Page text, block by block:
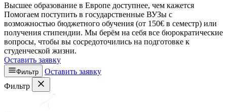
Высшее образование в Европе доступнее, чем кажется
Помогаем поступить в государственные ВУЗы с
возможностью бюджетного обучения (от 150€ в семестр) или
получения стипендии. Мы берём на себя все бюрократические
вопросы, чтобы вы сосредоточились на подготовке к
студенческой жизни.
Оставить заявку
Фильтр
Оставить заявку
Фильтр